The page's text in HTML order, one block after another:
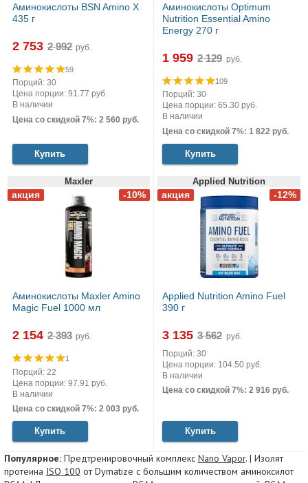
Аминокислоты BSN Amino X
435 г
2 753 руб.
59
Порций: 30
Цена порции: 91.77 руб.
В наличии
Цена со скидкой 7%: 2 560 руб.
Купить
Аминокислоты Optimum
Nutrition Essential Amino
Energy 270 г
1 959 руб.
109
Порций: 30
Цена порции: 65.30 руб.
В наличии
Цена со скидкой 7%: 1 822 руб.
Купить
Maxler
Аминокислоты Maxler Amino
Magic Fuel 1000 мл
2 154 руб.
1
Порций: 22
Цена порции: 97.91 руб.
В наличии
Цена со скидкой 7%: 2 003 руб.
Купить
Applied Nutrition
Applied Nutrition Amino Fuel
390 г
3 135
руб.
Порций: 30
Цена порции: 104.50 руб.
В наличии
Цена со скидкой 7%: 2 916 руб.
Купить
Популярное:Предтренировочный комплекс Nano Vapor. | Изолят
протеина ISO 100 от Dymatize с большим количеством аминоксилот